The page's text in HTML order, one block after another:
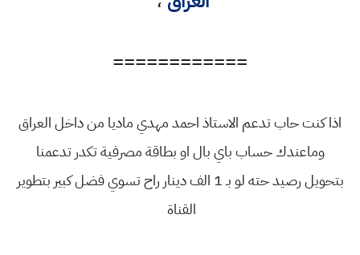
============
اذا كنت حاب تدعم الاستاذ احمد مهدي ماديا من داخل العراق
وماعندك حساب باي بال او بطاقة مصرفية تكدر تدعمنا
بتحويل رصيد حته لو بـ 1 الف دينار راح تسوي فضل كبير بتطوير
القناة